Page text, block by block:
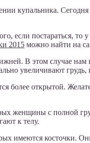
купальника.
если постараться, то
2015 можно найти на
В этом случае
увеличивают
более открытой.
женщины с полной
к телу.
имеются косточки.